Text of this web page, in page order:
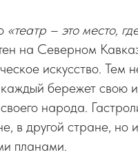
«театр – это место,
на Северном
искусство.
бережет свою
народа.
в другой стране,
планами.